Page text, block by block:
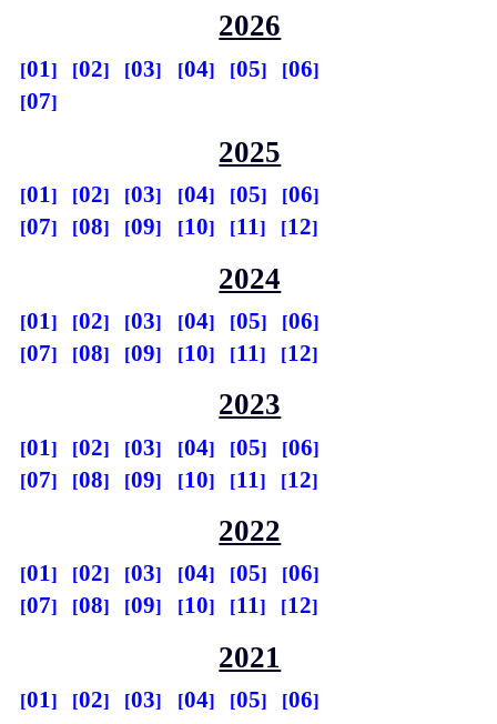
2026
01 02 03 04 05
06
07
2025
01 02 03 04 05
06
07
08 09 10 11 12
2024
01 02 03 04 05
06
07
08 09 10 11 12
2023
01 02 03 04 05
06
07
08 09 10 11 12
2022
01 02 03 04 05
06
07
08 09 10 11 12
2021
01 02 03 04 05
06